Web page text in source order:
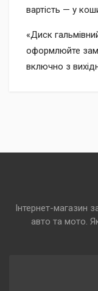
вартість — у
«Диск
оформлюйте
включно з
Інтернет-магазин
авто та мото.